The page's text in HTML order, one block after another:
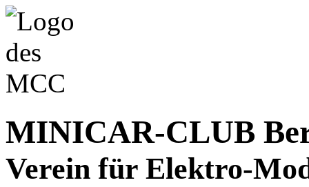
MINICAR-CLUB
Verein für Elektro-